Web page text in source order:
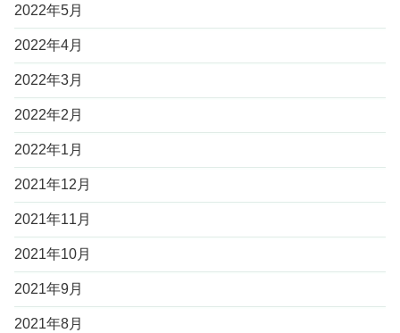
2022年5月
2022年4月
2022年3月
2022年2月
2022年1月
2021年12月
2021年11月
2021年10月
2021年9月
2021年8月